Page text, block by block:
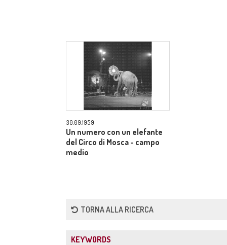
30.09.1959
Un numero con un elefante
del Circo di Mosca - campo
medio
TORNA ALLA RICERCA
KEYWORDS